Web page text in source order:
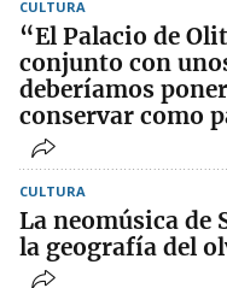
CULTURA
“El Palacio de
conjunto con
deberíamos
conservar como
CULTURA
La neomúsica de
la geografía del